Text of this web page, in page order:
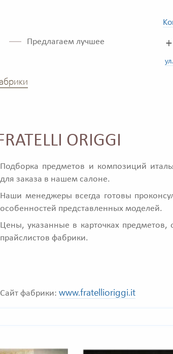
Предлагаем лучшее
ORIGGI
Подборка предметов и композиций
для заказа в нашем салоне.
Наши менеджеры всегда готовы
особенностей представленных моделей.
Цены, указанные в карточках
прайслистов фабрики.
Сайт фабрики: www.fratellioriggi.it